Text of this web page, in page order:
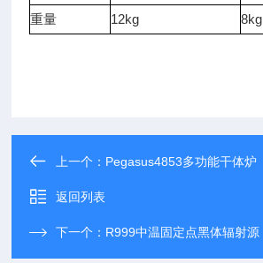
重量
12kg 8kg
上一个： Pegasus4853多功能干体炉
返回列表
下一个： R999中温固定点黑体辐射源